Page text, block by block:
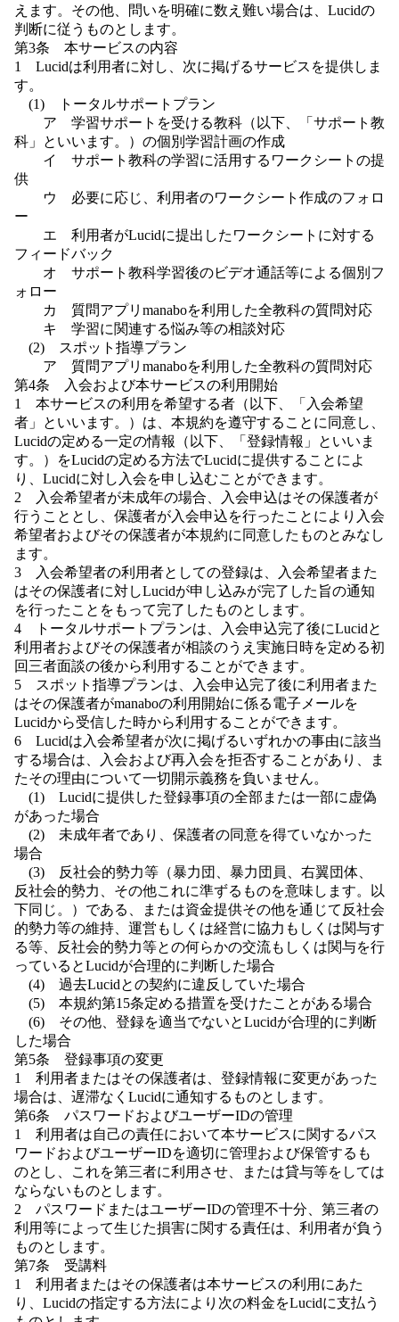
えます。その他、問いを明確に数え難い場合は、Lucidの
判断に従うものとします。
第3条 本サービスの内容
1 Lucidは利用者に対し、次に掲げるサービスを提供しま
す。
(1) トータルサポートプラン
ア 学習サポートを受ける教科（以下、「サポート教
科」といいます。）の個別学習計画の作成
イ サポート教科の学習に活用するワークシートの提
供
ウ 必要に応じ、利用者のワークシート作成のフォロ
ー
エ 利用者がLucidに提出したワークシートに対する
フィードバック
オ サポート教科学習後のビデオ通話等による個別フ
ォロー
カ 質問アプリmanaboを利用した全教科の質問対応
キ 学習に関連する悩み等の相談対応
(2) スポット指導プラン
ア 質問アプリmanaboを利用した全教科の質問対応
第4条 入会および本サービスの利用開始
1 本サービスの利用を希望する者（以下、「入会希望
者」といいます。）は、本規約を遵守することに同意し、
Lucidの定める一定の情報（以下、「登録情報」といいま
す。）をLucidの定める方法でLucidに提供することによ
り、Lucidに対し入会を申し込むことができます。
2 入会希望者が未成年の場合、入会申込はその保護者が
行うこととし、保護者が入会申込を行ったことにより入会
希望者およびその保護者が本規約に同意したものとみなし
ます。
3 入会希望者の利用者としての登録は、入会希望者また
はその保護者に対しLucidが申し込みが完了した旨の通知
を行ったことをもって完了したものとします。
4 トータルサポートプランは、入会申込完了後にLucidと
利用者およびその保護者が相談のうえ実施日時を定める初
回三者面談の後から利用することができます。
5 スポット指導プランは、入会申込完了後に利用者また
はその保護者がmanaboの利用開始に係る電子メールを
Lucidから受信した時から利用することができます。
6 Lucidは入会希望者が次に掲げるいずれかの事由に該当
する場合は、入会および再入会を拒否することがあり、ま
たその理由について一切開示義務を負いません。
(1) Lucidに提供した登録事項の全部または一部に虚偽
があった場合
(2) 未成年者であり、保護者の同意を得ていなかった
場合
(3) 反社会的勢力等（暴力団、暴力団員、右翼団体、
反社会的勢力、その他これに準ずるものを意味します。以
下同じ。）である、または資金提供その他を通じて反社会
的勢力等の維持、運営もしくは経営に協力もしくは関与す
る等、反社会的勢力等との何らかの交流もしくは関与を行
っているとLucidが合理的に判断した場合
(4) 過去Lucidとの契約に違反していた場合
(5) 本規約第15条定める措置を受けたことがある場合
(6) その他、登録を適当でないとLucidが合理的に判断
した場合
第5条 登録事項の変更
1 利用者またはその保護者は、登録情報に変更があった
場合は、遅滞なくLucidに通知するものとします。
第6条 パスワードおよびユーザーIDの管理
1 利用者は自己の責任において本サービスに関するパス
ワードおよびユーザーIDを適切に管理および保管するも
のとし、これを第三者に利用させ、または貸与等をしては
ならないものとします。
2 パスワードまたはユーザーIDの管理不十分、第三者の
利用等によって生じた損害に関する責任は、利用者が負う
ものとします。
第7条 受講料
1 利用者またはその保護者は本サービスの利用にあた
り、Lucidの指定する方法により次の料金をLucidに支払う